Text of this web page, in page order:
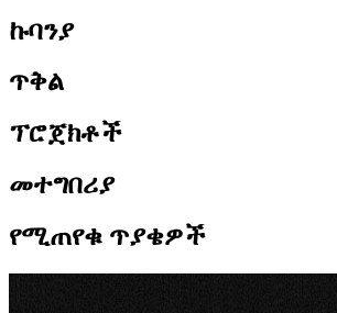
ኩባንያ
ጥቅል
ፕሮጀክቶች
መተግበሪያ
የሚጠየቁ ጥያቄዎች